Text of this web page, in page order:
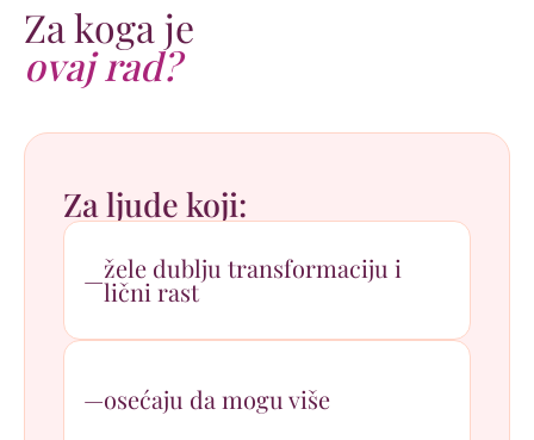
Za koga je
ovaj rad?
Za ljude koji:
žele dublju transformaciju i
lični rast
osećaju da mogu više